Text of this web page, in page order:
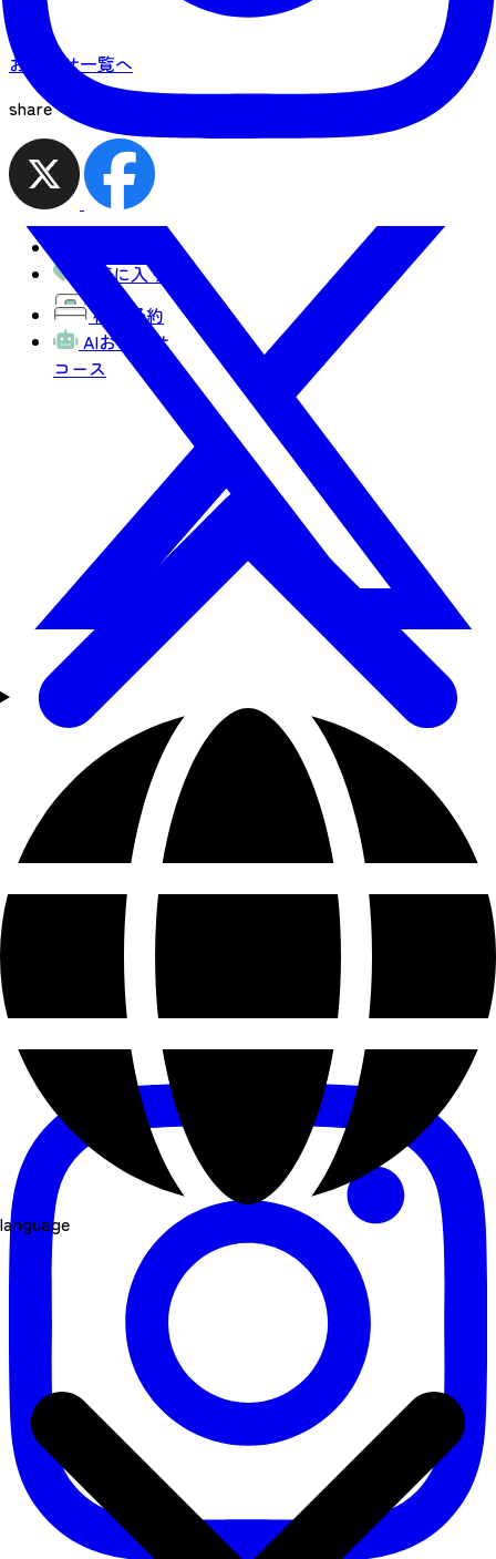
language
お知らせ一覧へ
share
お気に入り
宿泊予約
AIおまかせ
コース